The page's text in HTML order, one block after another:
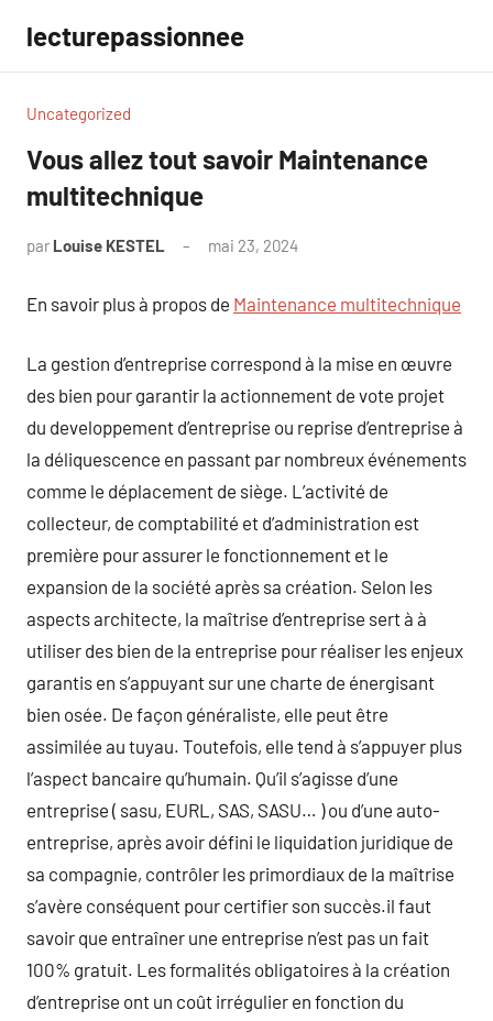
contenu
lecturepassionnee
Uncategorized
Vous allez tout savoir Maintenance
multitechnique
par Louise KESTEL mai 23, 2024
En savoir plus à propos de Maintenance multitechnique
La gestion d’entreprise correspond à la mise en œuvre
des bien pour garantir la actionnement de vote projet
du developpement d’entreprise ou reprise d’entreprise à
la déliquescence en passant par nombreux événements
comme le déplacement de siège. L’activité de
collecteur, de comptabilité et d’administration est
première pour assurer le fonctionnement et le
expansion de la société après sa création. Selon les
aspects architecte, la maîtrise d’entreprise sert à à
utiliser des bien de la entreprise pour réaliser les enjeux
garantis en s’appuyant sur une charte de énergisant
bien osée. De façon généraliste, elle peut être
assimilée au tuyau. Toutefois, elle tend à s’appuyer plus
l’aspect bancaire qu’humain. Qu’il s’agisse d’une
entreprise ( sasu, EURL, SAS, SASU… ) ou d’une auto-
entreprise, après avoir défini le liquidation juridique de
sa compagnie, contrôler les primordiaux de la maîtrise
s’avère conséquent pour certifier son succès.il faut
savoir que entraîner une entreprise n’est pas un fait
100% gratuit. Les formalités obligatoires à la création
d’entreprise ont un coût irrégulier en fonction du